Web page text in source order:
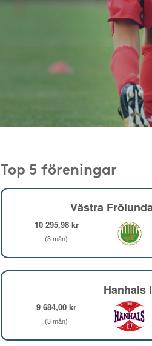
Top 5 föreningar
Västra
10 295,98 kr
(3 mån)
Hanhals
9 684,00 kr
(3 mån)